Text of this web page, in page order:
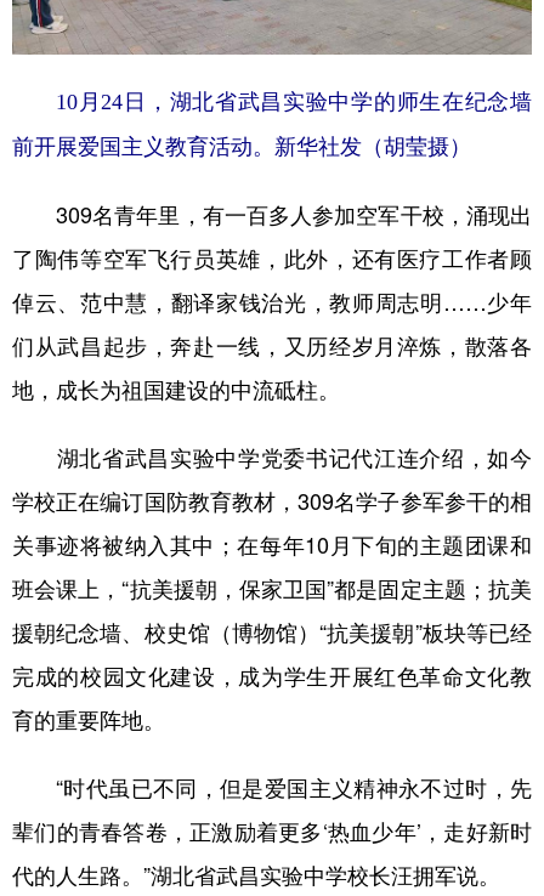
10月24日，湖北省武昌实验中学的师生在纪念墙
前开展爱国主义教育活动。新华社发（胡莹摄）
309名青年里，有一百多人参加空军干校，涌现出
了陶伟等空军飞行员英雄，此外，还有医疗工作者顾
倬云、范中慧，翻译家钱治光，教师周志明……少年
们从武昌起步，奔赴一线，又历经岁月淬炼，散落各
地，成长为祖国建设的中流砥柱。
湖北省武昌实验中学党委书记代江连介绍，如今
学校正在编订国防教育教材，309名学子参军参干的相
关事迹将被纳入其中；在每年10月下旬的主题团课和
班会课上，“抗美援朝，保家卫国”都是固定主题；抗美
援朝纪念墙、校史馆（博物馆）“抗美援朝”板块等已经
完成的校园文化建设，成为学生开展红色革命文化教
育的重要阵地。
“时代虽已不同，但是爱国主义精神永不过时，先
辈们的青春答卷，正激励着更多‘热血少年’，走好新时
代的人生路。”湖北省武昌实验中学校长汪拥军说。